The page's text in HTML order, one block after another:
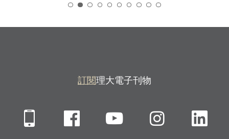
訂閱理大電子刊物
Mobile FacebookYouTube